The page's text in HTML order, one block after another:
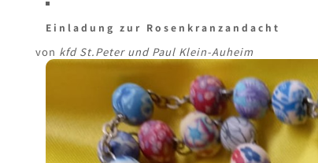
Einladung zur Rosenkranzandacht
von kfd St.Peter und Paul Klein-Auheim